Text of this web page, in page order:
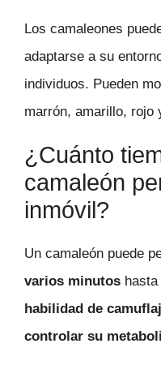
Los camaleones
adaptarse a su
individuos. Pueden
marrón, amarillo, rojo
¿Cuánto
camaleón
inmóvil?
Un camaleón puede
varios minutos hasta
habilidad de
controlar su